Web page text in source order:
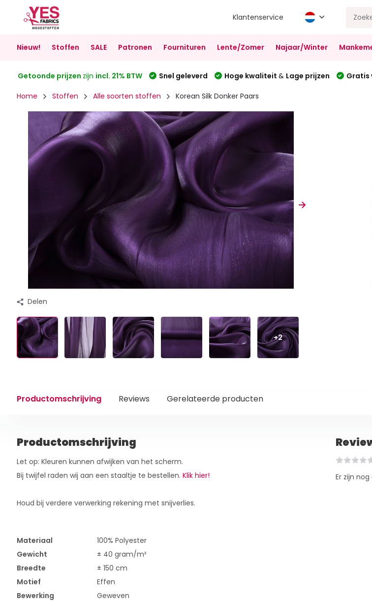
Klantenservice
Nieuw! Stoffen SALE Patronen Fournituren Lente/Zomer Najaar/Winter
Getoonde prijzen zijn incl. 21% BTW Snel geleverd Hoge kwaliteit & Lage prijzen Gratis
Home Stoffen Alle soorten stoffen Korean Silk Donker Paars
Delen
+2
Productomschrijving Reviews Gerelateerde producten
Productomschrijving
Let op: Kleuren kunnen afwijken van het scherm.
Bij twijfel raden wij aan een staaltje te bestellen. Klik hier!
Houd bij verdere verwerking rekening met snijverlies.
Materiaal
100% Polyester
Gewicht
± 40 gram/m²
Breedte
± 150 cm
Motief
Effen
Bewerking
Geweven
Er zijn